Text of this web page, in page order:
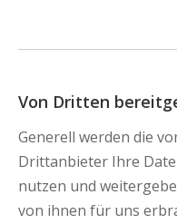
Von Dritten
Generell werden die
Drittanbieter Ihre
nutzen und
von ihnen für uns